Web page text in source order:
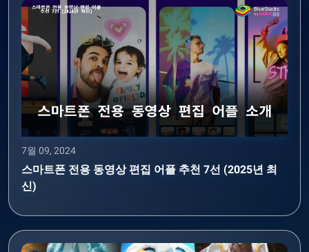
7월 09, 2024
스마트폰 전용 동영상 편집 어플 추천 7선 (2025년 최
신)